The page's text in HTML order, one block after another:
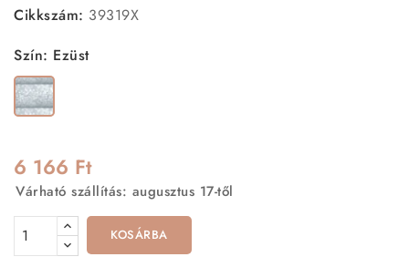
Cikkszám: 39319X
Szín: Ezüst
Ezüst
6 166 Ft
Várható szállítás: augusztus 17-től
KOSÁRBA